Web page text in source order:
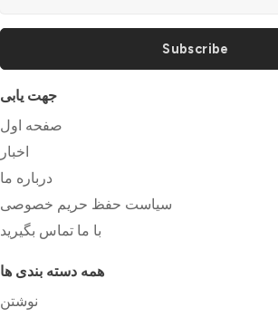
Subscribe
جهت یابی
صفحه اول
اخبار
درباره ما
سیاست حفظ حریم خصوصی
با ما تماس بگیرید
همه دسته بندی ها
نوشتن